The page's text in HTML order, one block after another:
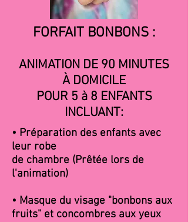
FORFAIT BONBONS :
ANIMATION DE 90 MINUTES
À DOMICILE
POUR 5 à 8 ENFANTS
INCLUANT:
• Préparation des enfants avec
leur robe
de chambre (Prêtée lors de
l'animation)
• Masque du visage "bonbons aux
fruits" et concombres aux yeux